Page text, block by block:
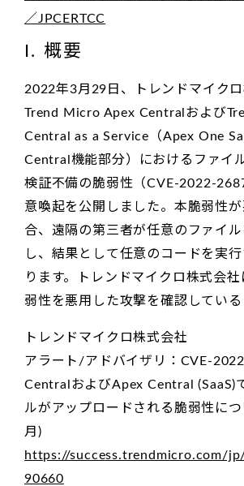
／JPCERTCC
I. 概要
2022年3月29日、トレンドマイクロ
Trend Micro Apex Centralおよび
Central as a Service（Apex One
Central機能部分）におけるファイ
検証不備の脆弱性（CVE-2022-
意喚起を公開しました。本脆弱性
合、遠隔の第三者が任意のファイ
し、結果として任意のコードを実
ります。トレンドマイクロ株式会
弱性を悪用した攻撃を確認している
トレンドマイクロ株式会社
アラート/アドバイザリ：CVE-
CentralおよびApex Central (SaaS)
ルがアップロードされる脆弱性に
月)
https://success.trendmicro.com/
90660